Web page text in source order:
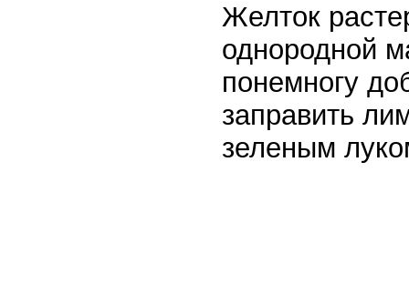
Желток
однородной
понемногу
заправить
зеленым